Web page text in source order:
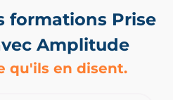
formations Prise
Amplitude
qu'ils en disent.